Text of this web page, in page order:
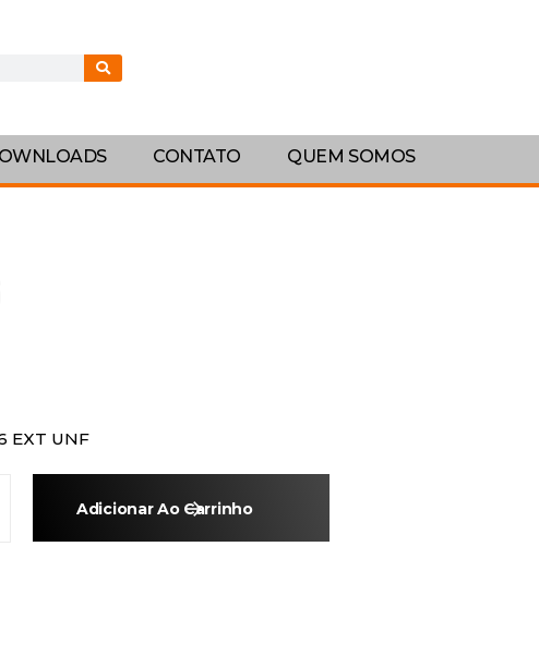
CONTATO QUEM SOMOS
EXT UNF
Adicionar Ao Carrinho